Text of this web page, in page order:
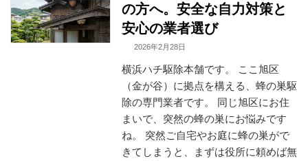
の方へ。安全な自力対策と
安心の業者選び
2026年2月28日
横浜ハチ駆除本舗です。 ここ旭区
（金が谷）に拠点を構える、蜂の巣駆
除の専門業者です。 同じ旭区にお住
まいで、突然の蜂の巣にお悩みです
ね。 突然ご自宅やお庭に蜂の巣がで
きてしまうと、まずは役所に頼めば無